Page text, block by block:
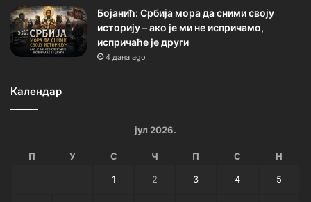
Бојанић: Србија мора да сними своју
историју – ако је ми не испричамо,
испричаће је други
4 дана ago
Календар
јул 2026.
П У С Ч П С Н
1 2 3 4 5